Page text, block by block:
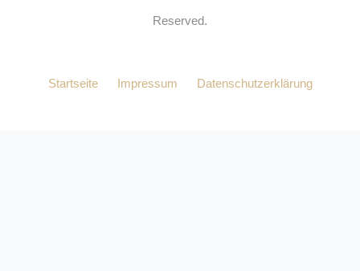
Reserved.
Startseite Impressum Datenschutzerklärung